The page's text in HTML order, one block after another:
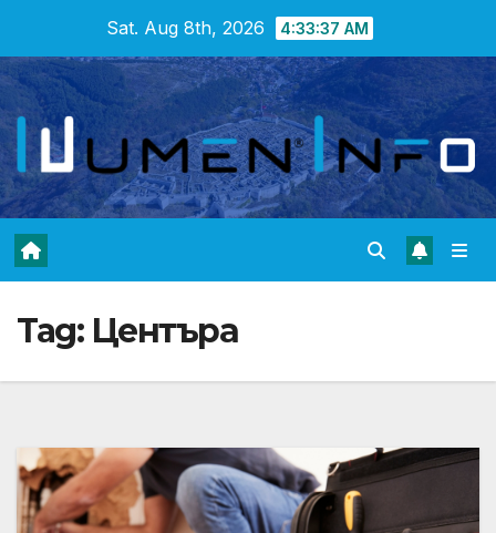
content
Sat. Aug 8th, 2026 4:33:38 AM
Tag: Центъра